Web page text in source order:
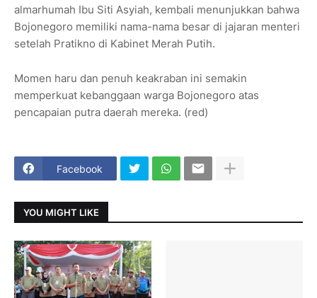
almarhumah Ibu Siti Asyiah, kembali menunjukkan bahwa
Bojonegoro memiliki nama-nama besar di jajaran menteri
setelah Pratikno di Kabinet Merah Putih.
Momen haru dan penuh keakraban ini semakin
memperkuat kebanggaan warga Bojonegoro atas
pencapaian putra daerah mereka. (red)
Facebook
YOU MIGHT LIKE